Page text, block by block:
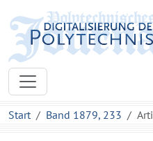
Start Band 1879, 233